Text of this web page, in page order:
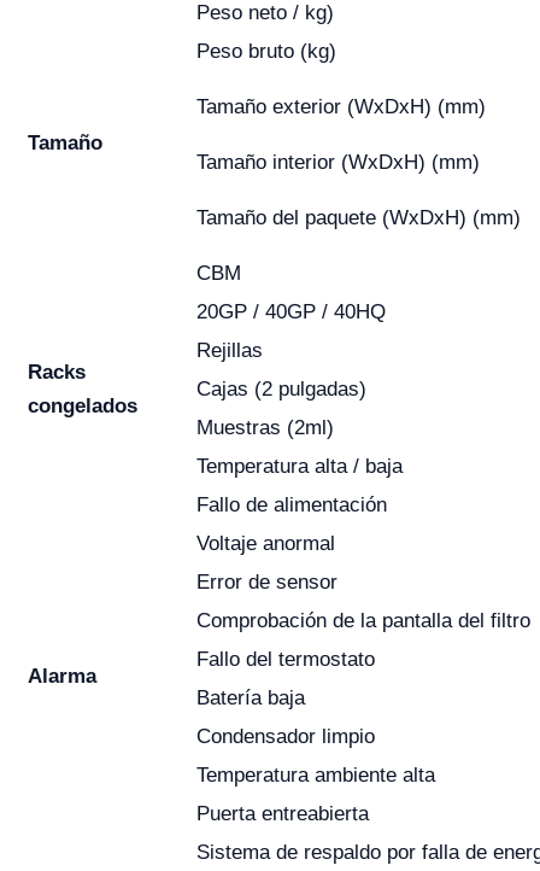
Tamaño
Peso neto / kg)
Peso bruto (kg)
Tamaño exterior (WxDxH) (mm)
Tamaño interior (WxDxH) (mm)
Tamaño del paquete (WxDxH) (mm)
CBM
20GP / 40GP / 40HQ
Racks
congelados
Rejillas
Cajas (2 pulgadas)
Muestras (2ml)
Alarma
Temperatura alta / baja
Fallo de alimentación
Voltaje anormal
Error de sensor
Comprobación de la pantalla del filtro
Fallo del termostato
Batería baja
Condensador limpio
Temperatura ambiente alta
Puerta entreabierta
Sistema de respaldo por falla de